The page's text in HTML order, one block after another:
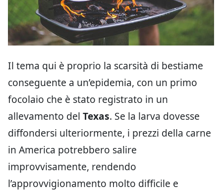
Il tema qui è proprio la scarsità di bestiame
conseguente a un’epidemia, con un primo
focolaio che è stato registrato in un
allevamento del Texas. Se la larva dovesse
diffondersi ulteriormente, i prezzi della carne
in America potrebbero salire
improvvisamente, rendendo
l’approvvigionamento molto difficile e